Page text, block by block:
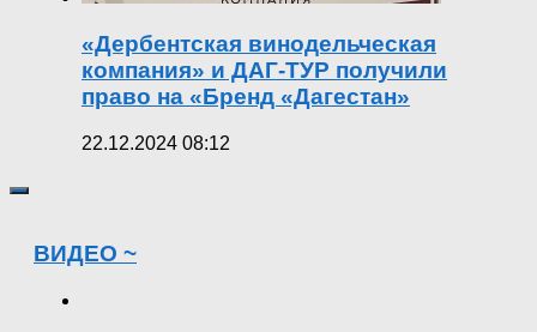
«Дербентская винодельческая
компания» и ДАГ-ТУР получили
право на «Бренд «Дагестан»
22.12.2024 08:12
ВИДЕО ~